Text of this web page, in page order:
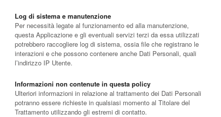
Log di sistema e manutenzione
Per necessità legate al funzionamento ed alla manutenzione,
questa Applicazione e gli eventuali servizi terzi da essa utilizzati
potrebbero raccogliere log di sistema, ossia file che registrano le
interazioni e che possono contenere anche Dati Personali, quali
l’indirizzo IP Utente.
Informazioni non contenute in questa policy
Ulteriori informazioni in relazione al trattamento dei Dati Personali
potranno essere richieste in qualsiasi momento al Titolare del
Trattamento utilizzando gli estremi di contatto.